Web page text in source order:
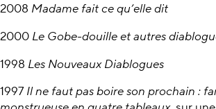
2008 Madame fait ce qu’elle dit
2000 Le Gobe-douille et autres
1998 Les Nouveaux Diablogues
1997 Il ne faut pas boire son prochain :